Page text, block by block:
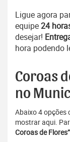
Ligue agora
equipe24
desejar!
hora podendo
Coroas
no
Abaixo 4 opções
mostrar aqui.
Coroas de Flores”